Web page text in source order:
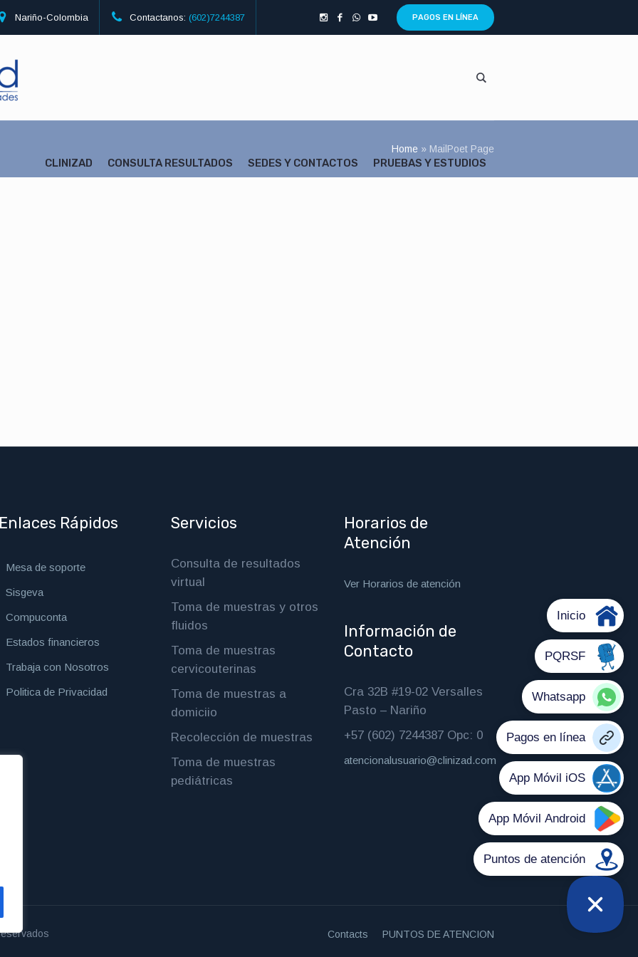
PAGOS EN LÍNEA
Nariño-Colombia Contactanos: (602)7244387
CLINIZAD CONSULTA RESULTADOS SEDES Y CONTACTOS PRUEBAS Y ESTUDIOS
Home » MailPoet Page
Rápidos
Mesa de soporte
Sisgeva
Compuconta
Estados financieros
Trabaja con Nosotros
Politica de Privacidad
Servicios
Consulta de resultados
virtual
Toma de muestras y otros
fluidos
Toma de muestras
cervicouterinas
Toma de muestras a
domiciio
Recolección de muestras
Toma de muestras
pediátricas
Horarios de
Atención
Ver Horarios de atención
Información de
Contacto
Cra 32B #19-02 Versalles
Pasto – Nariño
+57 (602) 7244387 Opc: 0
atencionalusuario@clinizad.com
Contacts PUNTOS DE ATENCION